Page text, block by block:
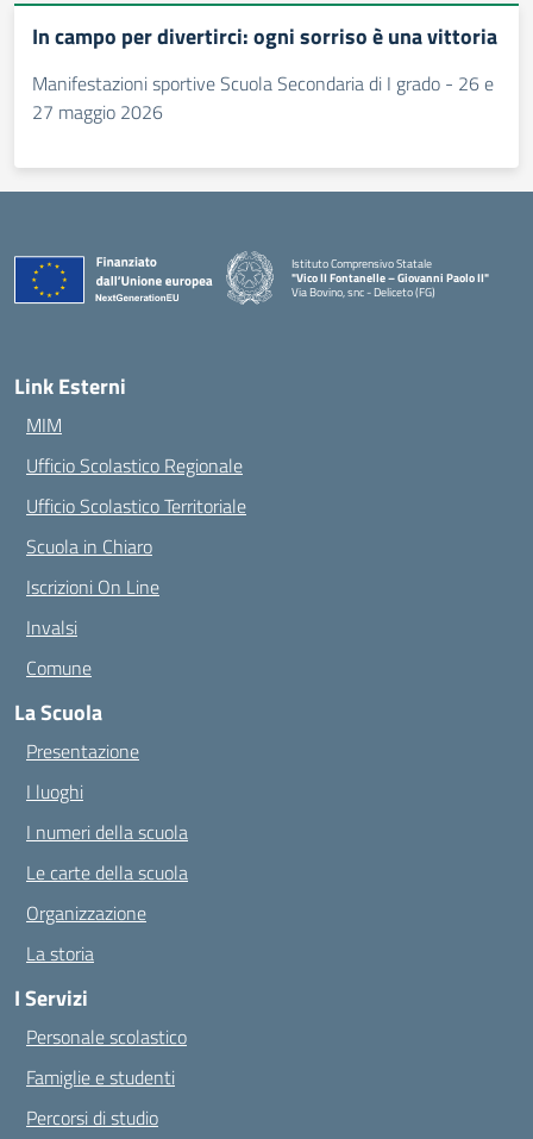
In campo per divertirci: ogni sorriso è una vittoria
Manifestazioni sportive Scuola Secondaria di I grado - 26 e
27 maggio 2026
Istituto Comprensivo Statale
"Vico II Fontanelle – Giovanni Paolo II"
Via Bovino, snc - Deliceto (FG)
Link Esterni
MIM
Ufficio Scolastico Regionale
Ufficio Scolastico Territoriale
Scuola in Chiaro
Iscrizioni On Line
Invalsi
Comune
La Scuola
Presentazione
I luoghi
I numeri della scuola
Le carte della scuola
Organizzazione
La storia
I Servizi
Personale scolastico
Famiglie e studenti
Percorsi di studio